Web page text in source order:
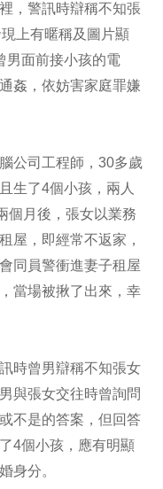
，警訊時辯稱不知張
上有暱稱及圖片顯
男面前接小孩的電
姦，依妨害家庭罪嫌
公司工程師，30多歲
生了4個小孩，兩人
個月後，張女以業務
屋，即經常不返家，
同員警衝進妻子租屋
當場被揪了出來，幸
時曾男辯稱不知張女
與張女交往時曾詢問
不是的答案，但回答
4個小孩，應有明顯
身分。